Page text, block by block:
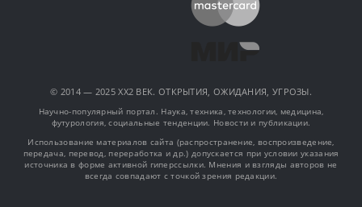
© 2014 — 2025 XX2 ВЕК. ОТКРЫТИЯ, ОЖИДАНИЯ, УГРОЗЫ.
Научно-популярный портал. Наука, техника, технологии, медицина,
футурология, социальные тенденции. Новости и публикации.
Использование материалов сайта (распространение, воспроизведение,
передача, перевод, переработка и др.) допускается при условии указания
источника в форме активной гиперссылки. Мнения и взгляды авторов не
всегда совпадают с точкой зрения редакции.